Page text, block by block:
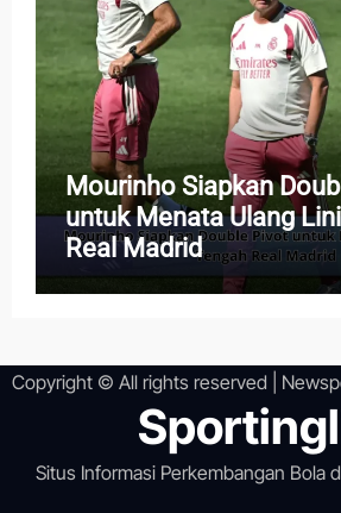
Mourinho Siapkan
untuk Menata Ulang
Real Madrid
Copyright © All rights reserved
Situs Informasi Perkembangan Bola